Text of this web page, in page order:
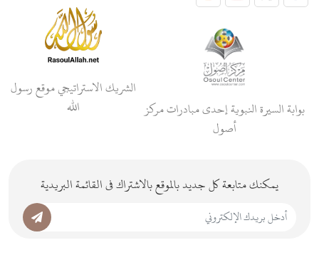
بوابة السيرة النبوية إحدى مبادرات مركز
أصول
الشريك الاستراتيجي موقع رسول
الله
يمكنك متابعة كل جديد بالموقع بالاشتراك فى القائمة البريدية